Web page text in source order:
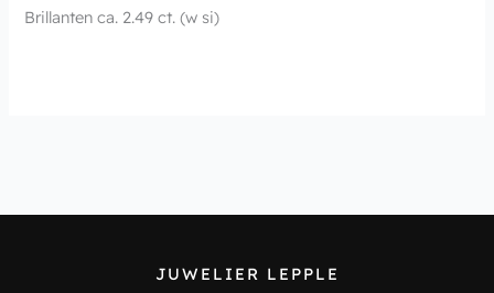
Brillanten ca. 2.49 ct. (w si)
JUWELIER LEPPLE